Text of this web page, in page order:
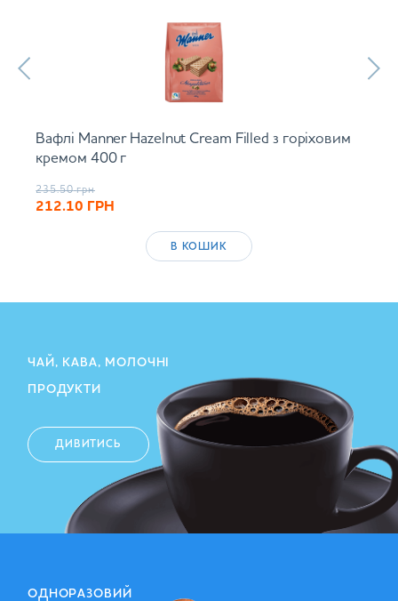
Вафлі Manner Hazelnut Cream Filled з горіховим
кремом 400 г
235.50 грн
212.10 ГРН
В КОШИК
ЧАЙ, КАВА, МОЛОЧНІ
ПРОДУКТИ
ДИВИТИСЬ
ОДНОРАЗОВИЙ